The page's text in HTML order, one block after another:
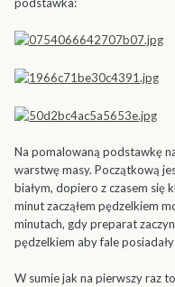
Na pomalowaną podstawkę
warstwę masy. Początkową
białym, dopiero z czasem się
minut zacząłem pędzelkiem
minutach, gdy preparat
pędzelkiem aby fale
W sumie jak na pierwszy raz